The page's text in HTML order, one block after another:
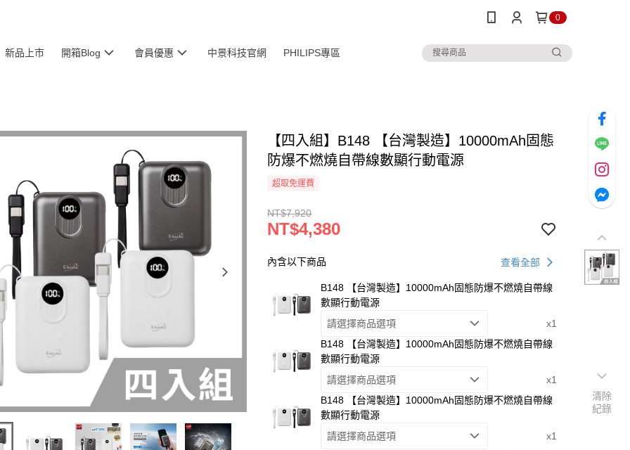
0
新品上市 開箱Blog 會員優惠 中景科技官網 PHILIPS專區
【四入組】B148 【台灣製造】10000mAh固態
防爆不燃燒自帶線數顯行動電源
超取免運費
NT$7,920
NT$4,380
內含以下商品 查看全部
B148 【台灣製造】10000mAh固態防爆不燃燒自帶線
數顯行動電源
請選擇商品選項
x1
B148 【台灣製造】10000mAh固態防爆不燃燒自帶線
數顯行動電源
請選擇商品選項
x1
B148 【台灣製造】10000mAh固態防爆不燃燒自帶線
數顯行動電源
請選擇商品選項
x1
清除
紀錄